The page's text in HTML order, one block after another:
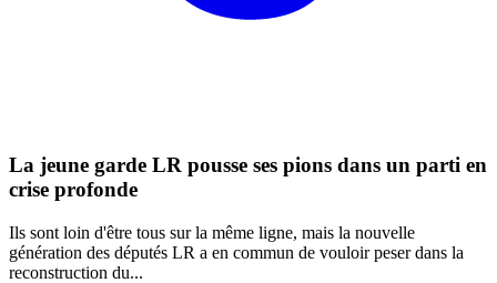
La jeune garde LR pousse ses pions dans un parti en
crise profonde
Ils sont loin d'être tous sur la même ligne, mais la nouvelle
génération des députés LR a en commun de vouloir peser dans la
reconstruction du...